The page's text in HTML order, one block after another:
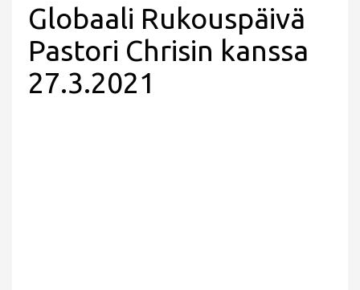
Globaali Rukouspäivä
Pastori Chrisin kanssa
27.3.2021